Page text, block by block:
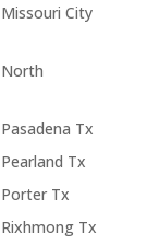
City
Tx
Tx
Tx
Tx